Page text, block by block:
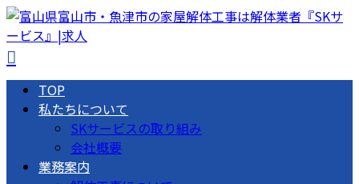
TOP
私たちについて
SKサービスの取り組み
会社概要
業務案内